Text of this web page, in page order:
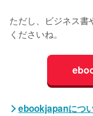
ただし、ビジネス書
くださいね。
ebookjapanにつ